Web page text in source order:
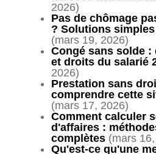
2026)
Pas de chômage
? Solutions
(mars 19, 2026)
Congé sans solde
et droits du salarié
2026)
Prestation sans
comprendre cette
(mars 17, 2026)
Comment calculer
d'affaires :
complètes (mars
Qu'est-ce qu'une